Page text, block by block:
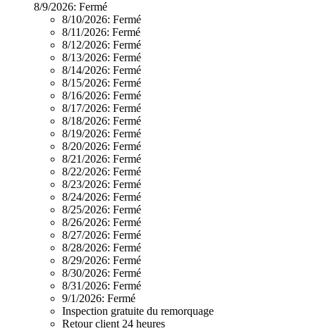
8/9/2026: Fermé
8/10/2026: Fermé
8/11/2026: Fermé
8/12/2026: Fermé
8/13/2026: Fermé
8/14/2026: Fermé
8/15/2026: Fermé
8/16/2026: Fermé
8/17/2026: Fermé
8/18/2026: Fermé
8/19/2026: Fermé
8/20/2026: Fermé
8/21/2026: Fermé
8/22/2026: Fermé
8/23/2026: Fermé
8/24/2026: Fermé
8/25/2026: Fermé
8/26/2026: Fermé
8/27/2026: Fermé
8/28/2026: Fermé
8/29/2026: Fermé
8/30/2026: Fermé
8/31/2026: Fermé
9/1/2026: Fermé
Inspection gratuite du remorquage
Retour client 24 heures